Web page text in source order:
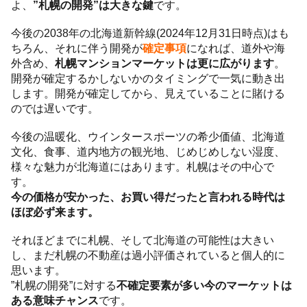
よ、 ”札幌の開発”は大きな鍵です。
今後の2038年の北海道新幹線(2024年12月31日時点)はも
ちろん、それに伴う開発が確定事項になれば、道外や海
外含め、札幌マンションマーケットは更に広がります。
開発が確定するかしないかのタイミングで一気に動き出
します。開発が確定してから、見えていることに賭ける
のでは遅いです。
今後の温暖化、ウインタースポーツの希少価値、北海道
文化、食事、道内地方の観光地、じめじめしない湿度、
様々な魅力が北海道にはあります。札幌はその中心で
す。
今の価格が安かった、お買い得だったと言われる時代は
ほぼ必ず来ます。
それほどまでに札幌、そして北海道の可能性は大きい
し、まだ札幌の不動産は過小評価されていると個人的に
思います。
”札幌の開発”に対する不確定要素が多い今のマーケットは
ある意味チャンスです。